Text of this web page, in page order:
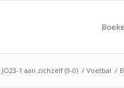
1 aan zichzelf (9-0) / Voetbal /